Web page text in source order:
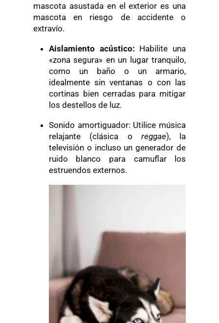
mascota asustada en el exterior es una
mascota en riesgo de accidente o
extravío.
Aislamiento acústico: Habilite una
«zona segura» en un lugar tranquilo,
como un baño o un armario,
idealmente sin ventanas o con las
cortinas bien cerradas para mitigar
los destellos de luz.
Sonido amortiguador: Utilice música
relajante (clásica o reggae), la
televisión o incluso un generador de
ruido blanco para camuflar los
estruendos externos.